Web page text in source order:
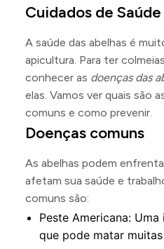
Cuidados de
A saúde das abelhas é
apicultura. Para ter
conhecer as doenças das
elas. Vamos ver quais são
comuns e como prevenir.
Doenças comuns
As abelhas podem
afetam sua saúde e
comuns são:
Peste Americana:
que pode matar muitas